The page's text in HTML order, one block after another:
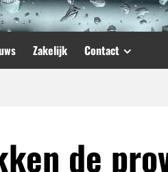
Zakelijk Contact
de